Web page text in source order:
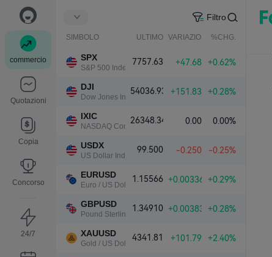
commercio
Quotazioni
Copia
Concorso
24/7
Filtro
SIMBOLO ULTIMO VARIAZIONE NETTA.
%CHG.
SPX
S&P 500 Index
7757.63 +47.68 +0.62%
DJI
Dow Jones Industrial Average
54036.93 +151.83 +0.28%
IXIC
NASDAQ Composite Index
26348.34 0.00 0.00%
USDX
US Dollar Index
99.500 -0.250 -0.25%
EURUSD
Euro / US Dollar
1.15566 +0.00336 +0.29%
GBPUSD
Pound Sterling / US Dollar
1.34910 +0.00383 +0.28%
XAUUSD
Gold / US Dollar
4341.81 +101.79 +2.40%